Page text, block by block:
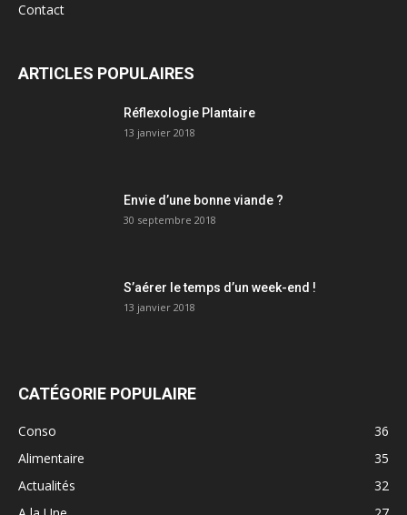
Contact
ARTICLES POPULAIRES
Réflexologie Plantaire
13 janvier 2018
Envie d’une bonne viande ?
30 septembre 2018
S’aérer le temps d’un week-end !
13 janvier 2018
CATÉGORIE POPULAIRE
Conso
36
Alimentaire
35
Actualités
32